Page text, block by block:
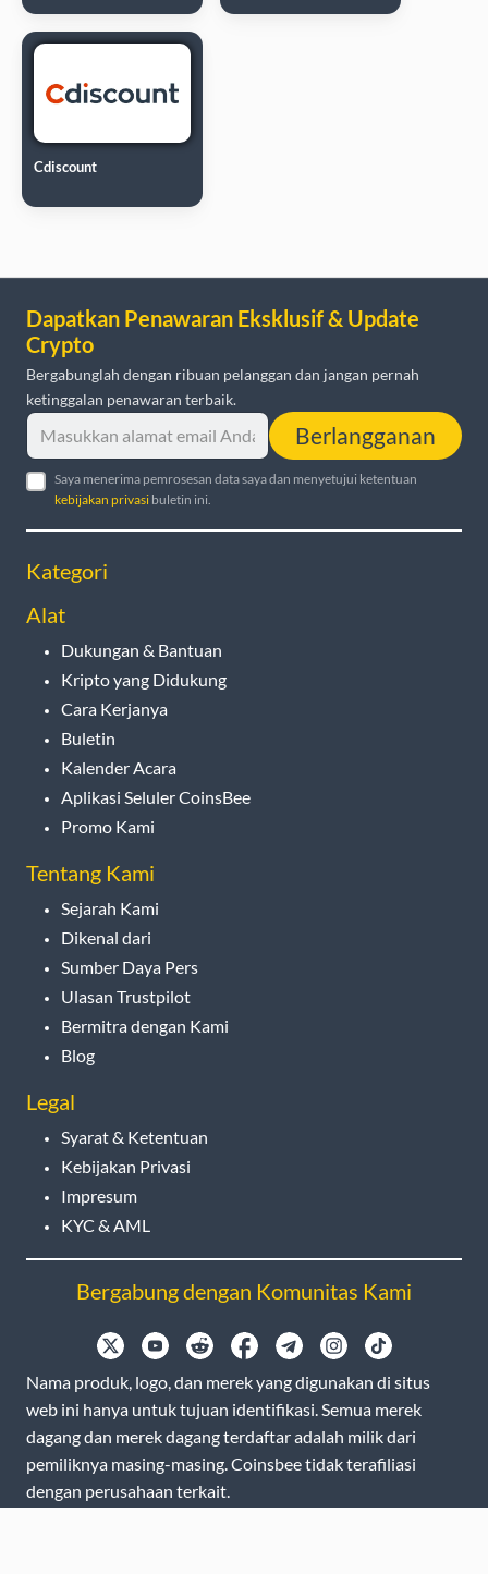
Cdiscount
Dapatkan Penawaran Eksklusif & Update
Crypto
Bergabunglah dengan ribuan pelanggan dan jangan pernah
ketinggalan penawaran terbaik.
Berlangganan
Saya menerima pemrosesan data saya dan menyetujui ketentuan
kebijakan privasi buletin ini.
Kategori
Alat
Dukungan & Bantuan
Kripto yang Didukung
Cara Kerjanya
Buletin
Kalender Acara
Aplikasi Seluler CoinsBee
Promo Kami
Tentang Kami
Sejarah Kami
Dikenal dari
Sumber Daya Pers
Ulasan Trustpilot
Bermitra dengan Kami
Blog
Legal
Syarat & Ketentuan
Kebijakan Privasi
Impresum
KYC & AML
Bergabung dengan Komunitas Kami
Nama produk, logo, dan merek yang digunakan di situs
web ini hanya untuk tujuan identifikasi. Semua merek
dagang dan merek dagang terdaftar adalah milik dari
pemiliknya masing-masing. Coinsbee tidak terafiliasi
dengan perusahaan terkait.